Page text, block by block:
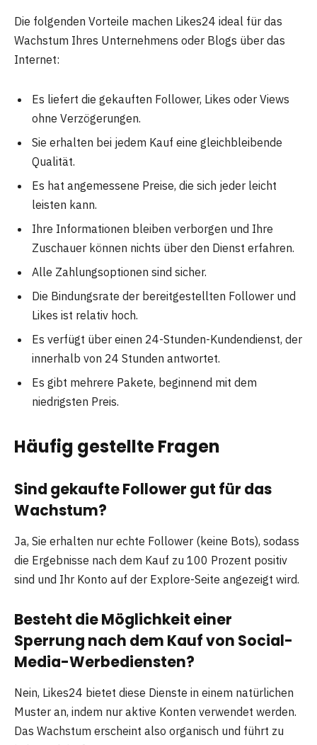
Die folgenden Vorteile machen Likes24 ideal für das
Wachstum Ihres Unternehmens oder Blogs über das
Internet:
Es liefert die gekauften Follower, Likes oder Views
ohne Verzögerungen.
Sie erhalten bei jedem Kauf eine gleichbleibende
Qualität.
Es hat angemessene Preise, die sich jeder leicht
leisten kann.
Ihre Informationen bleiben verborgen und Ihre
Zuschauer können nichts über den Dienst erfahren.
Alle Zahlungsoptionen sind sicher.
Die Bindungsrate der bereitgestellten Follower und
Likes ist relativ hoch.
Es verfügt über einen 24-Stunden-Kundendienst, der
innerhalb von 24 Stunden antwortet.
Es gibt mehrere Pakete, beginnend mit dem
niedrigsten Preis.
Häufig gestellte Fragen
Sind gekaufte Follower gut für das
Wachstum?
Ja, Sie erhalten nur echte Follower (keine Bots), sodass
die Ergebnisse nach dem Kauf zu 100 Prozent positiv
sind und Ihr Konto auf der Explore-Seite angezeigt wird.
Besteht die Möglichkeit einer
Sperrung nach dem Kauf von Social-
Media-Werbediensten?
Nein, Likes24 bietet diese Dienste in einem natürlichen
Muster an, indem nur aktive Konten verwendet werden.
Das Wachstum erscheint also organisch und führt zu